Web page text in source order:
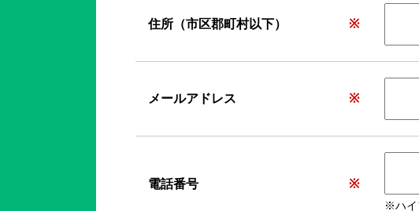
住所（市区郡町村以下） ※
メールアドレス ※
電話番号 ※
※ハイ